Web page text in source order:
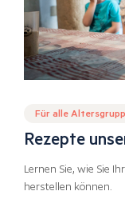
Für alle
Rezepte
Lernen Sie, wie Sie
herstellen können.